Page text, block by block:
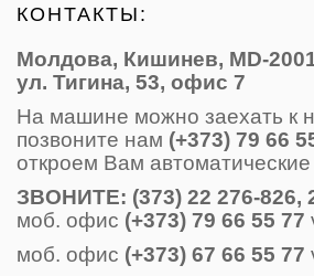
КОНТАКТЫ:
Молдова, Кишинев, MD-
ул. Тигина, 53, офис 7
На машине можно заехать к
позвоните нам (+373) 79 66
откроем Вам автоматические
ЗВОНИТE: (373) 22 276-826,
моб. офис (+373) 79 66 55 77
моб. офис (+373) 67 66 55 77